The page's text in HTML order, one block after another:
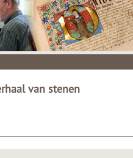
van stenen